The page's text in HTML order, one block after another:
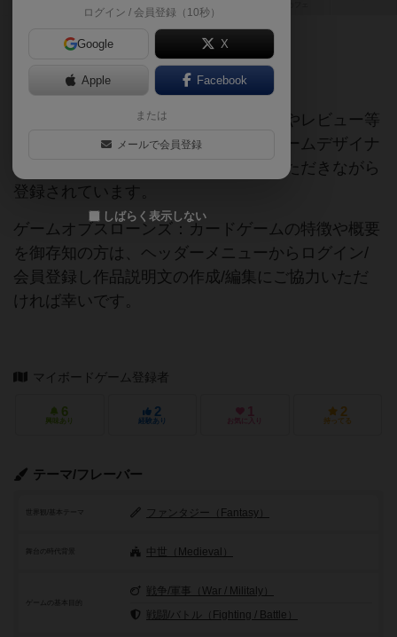
ご協力ください
当サイトに掲載されている作品説明文やレビュー等
の情報は、ボドゲーマ運営事務局・ゲームデザイナ
ーご本人様・有志の皆様にご協力をいただきながら
登録されています。
ゲームオブスローンズ：カードゲームの特徴や概要
を御存知の方は、ヘッダーメニューからログイン/
会員登録し作品説明文の作成/編集にご協力いただ
ければ幸いです。
マイボードゲーム登録者
6
興味あり
2
経験あり
1
お気に入り
2
持ってる
テーマ/フレーバー
世界観/基本テーマ ファンタジー（Fantasy）
舞台の時代背景 中世（Medieval）
ゲームの基本目的
戦争/軍事（War / Militaly）
戦闘/バトル（Fighting / Battle）
ログイン / 会員登録（10秒）
Google X
Apple Facebook
または
メールで会員登録
しばらく表示しない